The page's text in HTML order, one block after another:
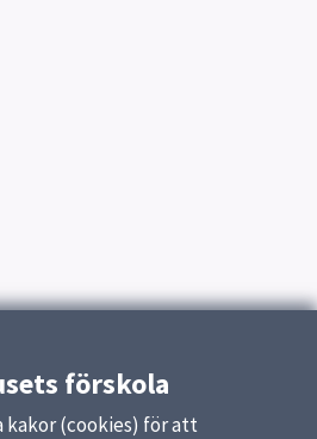
förskola
kakor (cookies) för att